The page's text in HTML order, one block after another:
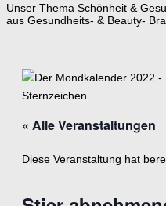
Unser Thema Schönheit &
aus Gesundheits- & Beauty-
« Alle Veranstaltungen
Diese Veranstaltung hat